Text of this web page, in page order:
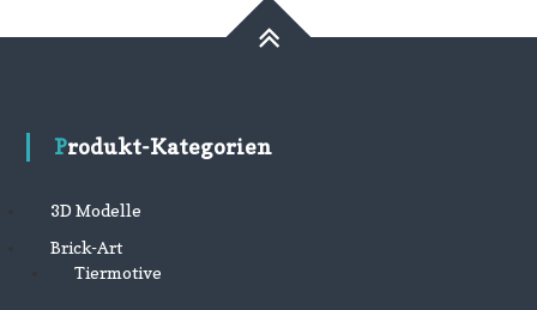
Produkt-Kategorien
3D Modelle
Brick-Art
Tiermotive